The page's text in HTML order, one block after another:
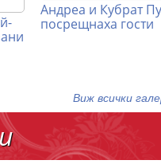
Андреа и Кубрат
посрещнаха гости
Виж всички